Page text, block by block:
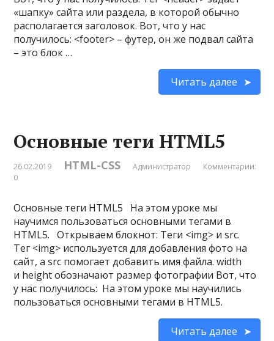
«шапку» сайта или раздела, в которой обычно
располагается заголовок. Вот, что у нас
получилось: <footer> – футер, он же подвал сайта
– это блок …
Читать далее
Основные теги HTML5
26.02.2019 HTML-CSS Администратор
Комментарии:
0
Основные теги HTML5 На этом уроке мы
научимся пользоваться основными тегами в
HTML5. Открываем блокнот: Теги <img> и src.
Тег <img> используется для добавления фото на
сайт, а src помогает добавить имя файла. width
и height обозначают размер фотографии Вот, что
у нас получилось: На этом уроке мы научились
пользоваться основными тегами в HTML5.
Читать далее